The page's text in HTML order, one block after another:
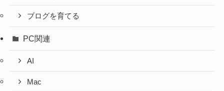
ブログを育てる
PC関連
AI
Mac